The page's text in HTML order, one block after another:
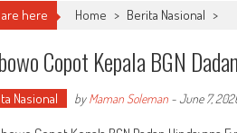
are here Home > Berita Nasional >
Copot Kepala BGN
Nasional byMaman Soleman -June 7,